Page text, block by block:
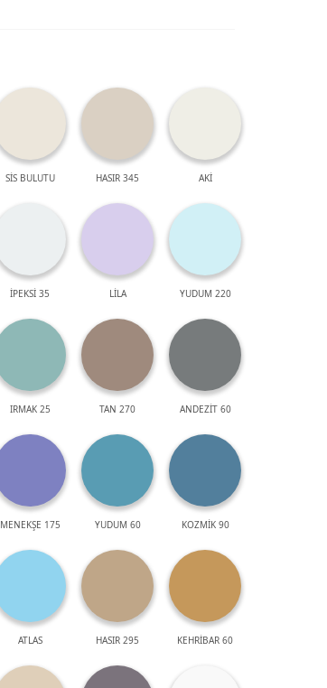
SİS BULUTU HASIR 345 AKİ
İPEKSİ 35 LİLA YUDUM 220
IRMAK 25 TAN 270 ANDEZİT 60
MENEKŞE 175 YUDUM 60 KOZMİK 90
ATLAS HASIR 295 KEHRİBAR 60